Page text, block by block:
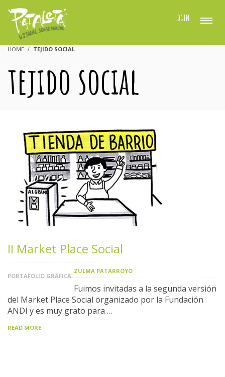
LOGIN
HOME TEJIDO SOCIAL
tejido social
II Market Place Social
PORTAFOLIO GRÁFICA
ZULMA PATARROYO
Fuimos invitadas a la segunda versión
del Market Place Social organizado por la Fundación
ANDI y es muy grato para …
READ MORE